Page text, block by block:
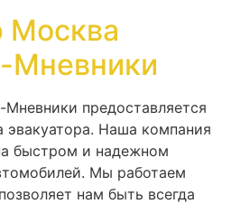
Москва
Мневники
предоставляется
эвакуатора. Наша компания
быстром и надежном
Мы работаем
нам быть всегда